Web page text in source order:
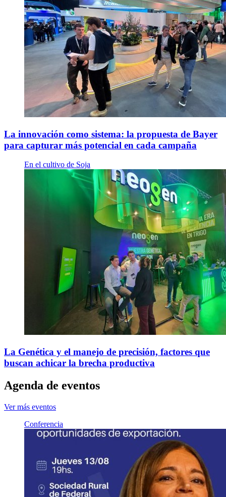
La innovación como sistema: la propuesta de Bayer
para capturar más potencial en cada campaña
En el cultivo de Soja
La Genética y el manejo de precisión, factores que
buscan achicar la brecha productiva
Agenda de eventos
Ver más eventos
Conferencia